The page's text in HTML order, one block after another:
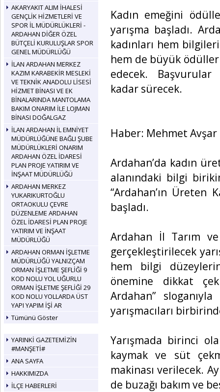
AKARYAKIT ALIM İHALESİ
GENÇLİK HİZMETLERİ VE
SPOR İL MÜDÜRLÜKLERİ -
ARDAHAN DİĞER ÖZEL
BÜTÇELİ KURULUŞLAR SPOR
GENEL MÜDÜRLÜĞÜ
İLAN ARDAHAN MERKEZ
KAZIM KARABEKİR MESLEKİ
VE TEKNİK ANADOLU LİSESİ
HİZMET BİNASI VE EK
BİNALARINDA MANTOLAMA
BAKIM ONARIM İLE LOJMAN
BİNASI DOĞALGAZ
İLAN ARDAHAN İL EMNİYET
MÜDÜRLÜĞÜNE BAĞLI ŞUBE
MÜDÜRLÜKLERİ ONARIM
ARDAHAN ÖZEL İDARESİ
PLAN PROJE YATIRIM VE
İNŞAAT MÜDÜRLÜĞÜ
ARDAHAN MERKEZ
YUKARIKURTOĞLU
ORTAOKULU ÇEVRE
DÜZENLEME ARDAHAN
ÖZEL İDARESİ PLAN PROJE
YATIRIM VE İNŞAAT
MÜDÜRLÜĞÜ
ARDAHAN ORMAN İŞLETME
MÜDÜRLÜĞÜ YALNIZÇAM
ORMAN İŞLETME ŞEFLİĞİ 9
KOD NOLU YOL UĞURLU
ORMAN İŞLETME ŞEFLİĞİ 29
KOD NOLU YOLLARDA ÜST
YAPI YAPIM İŞİ AR
Tümünü Göster
YARINKİ GAZETEMİZİN
#MANŞETİ#
ANA SAYFA
HAKKIMIZDA
İLÇE HABERLERİ
Kadın emeğini
yarışma başladı.
kadınları hem
hem de büyük
edecek. Başvurular
kadar sürecek.
Haber: Mehmet Avşar
Ardahan’da kadın
alanındaki bilgi
“Ardahan’ın Üreten
başladı.
Ardahan İl Tarım
gerçekleştirilecek
hem bilgi
önemine dikkat
Ardahan”
yarışmacıları
Yarışmada birinci
kaymak ve süt
makinası verilecek.
de buzağı bakım ve